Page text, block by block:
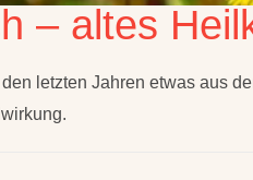
– altes
letzten Jahren etwas aus